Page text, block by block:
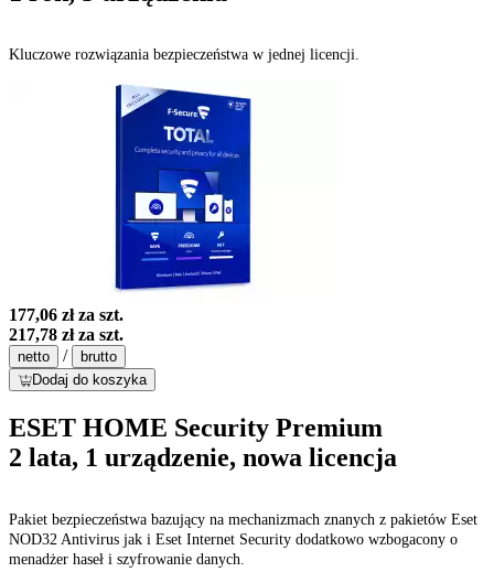
Kluczowe rozwiązania bezpieczeństwa w jednej licencji.
177,06 złza szt.
217,78 złza szt.
netto /
brutto
Dodaj do koszyka
ESET HOME Security Premium
2 lata, 1 urządzenie, nowa licencja
Pakiet bezpieczeństwa bazujący na mechanizmach znanych z pakietów Eset
NOD32 Antivirus jak i Eset Internet Security dodatkowo wzbogacony o
menadżer haseł i szyfrowanie danych.